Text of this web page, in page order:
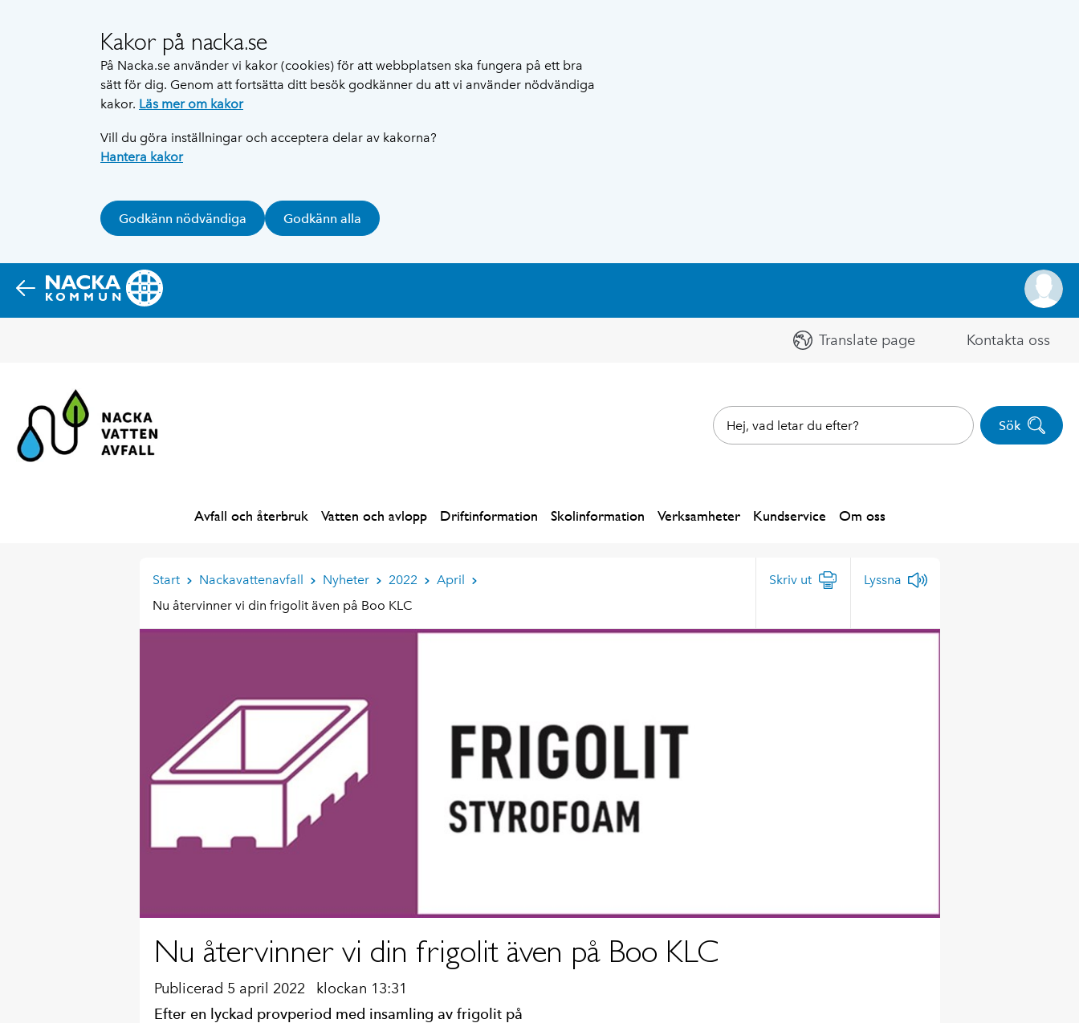
Kakor på nacka.se
På Nacka.se använder vi kakor (cookies) för att webbplatsen ska fungera på ett bra
sätt för dig. Genom att fortsätta ditt besök godkänner du att vi använder nödvändiga
kakor. Läs mer om kakor
Vill du göra inställningar och acceptera delar av kakorna?
Hantera kakor
Godkänn nödvändiga Godkänn alla
Translate page Kontakta oss
Sök
Avfall och återbruk Vatten och avlopp Driftinformation Skolinformation Verksamheter Kundservice Om oss
Start Nackavattenavfall Nyheter 2022
April
Nu återvinner vi din frigolit även på Boo KLC
Skriv ut Lyssna
Nu återvinner vi din frigolit även på Boo KLC
Publicerad 5 april 2022 klockan 13:31
Efter en lyckad provperiod med insamling av frigolit på